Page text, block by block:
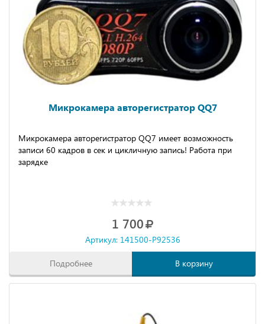
Микрокамера авторегистратор QQ7
Микрокамера авторегистратор QQ7 имеет возможность
записи 60 кадров в сек и цикличную запись! Работа при
зарядке
1 700
Артикул: 141500-P92536
Подробнее В корзину